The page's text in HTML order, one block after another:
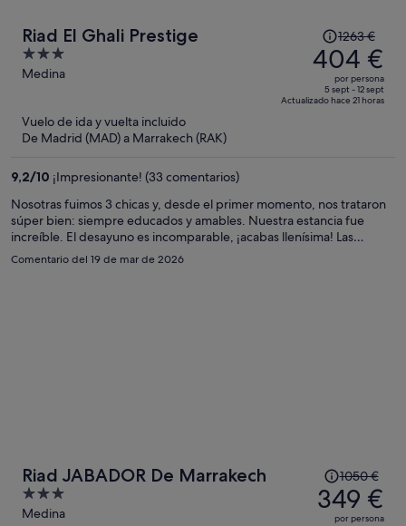
Riad El Ghali Prestige
3
out
5
Medina
El
precio
era
de
1263 €,
por
persona
1263 €
404 €
por persona
5 sept - 12 sept
Actualizado hace 21 horas
Vuelo de ida y vuelta incluido
De Madrid (MAD) a Marrakech (RAK)
9,2/10 ¡Impresionante! (33 comentarios)
Nosotras fuimos 3 chicas y, desde el primer momento, nos trataron
súper bien: siempre educados y amables. Nuestra estancia fue
increíble. El desayuno es incomparable, ¡acabas llenísima! Las
habitaciones las dejan preciosas, con detalles como rosas; las toallas
Comentario del 19 de mar de 2026
Riad JABADOR De Marrakech
3
out
Medina
El
precio
era
1050 €
349 €
por persona